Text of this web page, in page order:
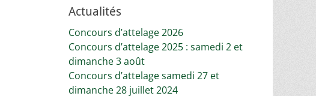
Actualités
Concours d’attelage 2026
Concours d’attelage 2025 : samedi 2 et
dimanche 3 août
Concours d’attelage samedi 27 et
dimanche 28 juillet 2024